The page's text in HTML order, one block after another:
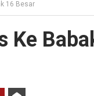
16 Besar
Ke